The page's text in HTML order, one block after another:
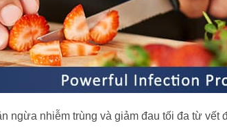
nhiễm trùng và giảm đau tối đa từ vết